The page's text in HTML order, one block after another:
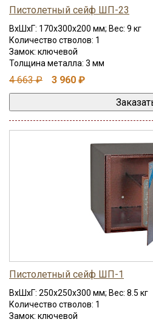
Пистолетный сейф ШП-23
ВхШхГ: 170x300x200 мм; Вес: 9 кг
Количество стволов: 1
Замок: ключевой
Толщина металла: 3 мм
4 663 ₽ 3 960 ₽
Пистолетный сейф ШП-1
ВхШхГ: 250x250x300 мм; Вес: 8.5 кг
Количество стволов: 1
Замок: ключевой